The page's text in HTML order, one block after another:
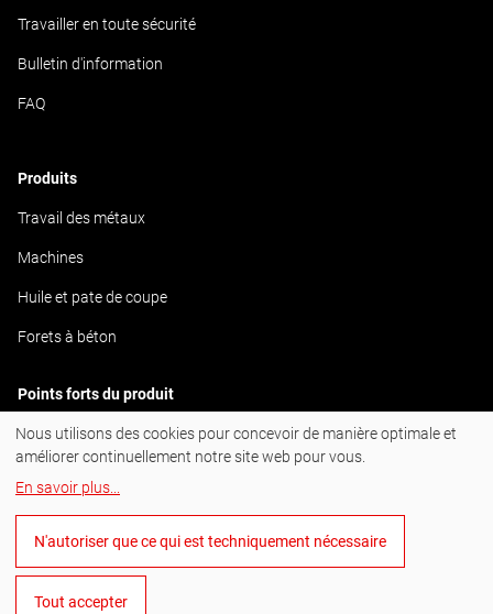
Travailler en toute sécurité
Bulletin d'information
FAQ
Produits
Travail des métaux
Machines
Huile et pate de coupe
Forets à béton
Points forts du produit
ULTIMATECUT
Instagram
Nous utilisons des cookies pour concevoir de manière optimale et
améliorer continuellement notre site web pour vous.
En savoir plus
N'autoriser que ce qui est techniquement nécessaire
Tout accepter